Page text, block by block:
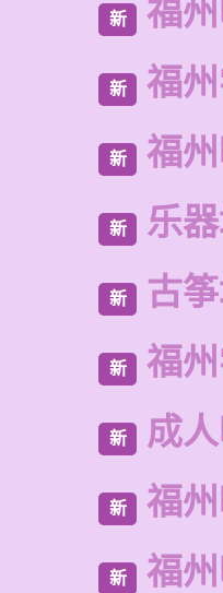
新 福
新 福
新 福
新 乐
新 古
新 福
新 成
新 福
新 福